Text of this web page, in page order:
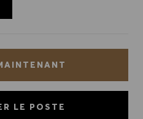
LE POSTE